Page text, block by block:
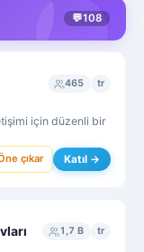
💬108
465 tr
için düzenli bir
çıkar Katıl →
1,7 B tr